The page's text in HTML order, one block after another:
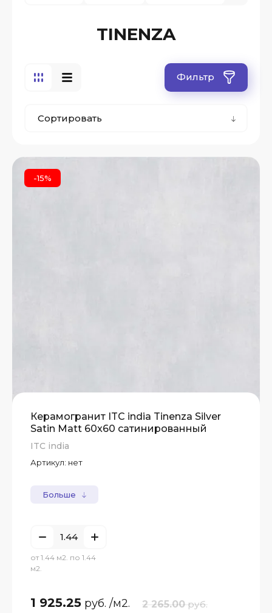
TINENZA
Фильтр
Сортировать
-15%
Керамогранит ITC india Tinenza Silver
Satin Matt 60x60 сатинированный
ITC india
Артикул: нет
Больше
от 1.44 м2. по 1.44
м2.
1 925.25 руб. /м2. 2 265.00 руб.